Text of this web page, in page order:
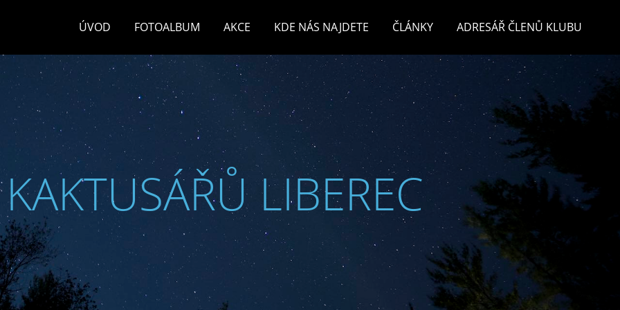
ÚVOD FOTOALBUM AKCE KDE NÁS NAJDETE ČLÁNKY ADRESÁŘ ČLENŮ KLUBU
LIBEREC